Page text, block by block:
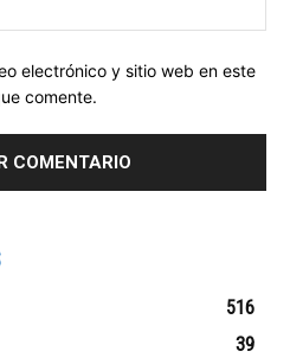
electrónico y sitio web en este
comente.
516
39